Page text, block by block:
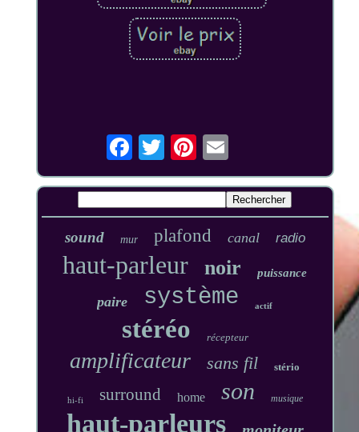
sound mur plafond canal radio
haut-parleur noir puissance
paire système actif
stéréo récepteur
amplificateur sans fil stério
hi-fi surround home son musique
haut-parleurs